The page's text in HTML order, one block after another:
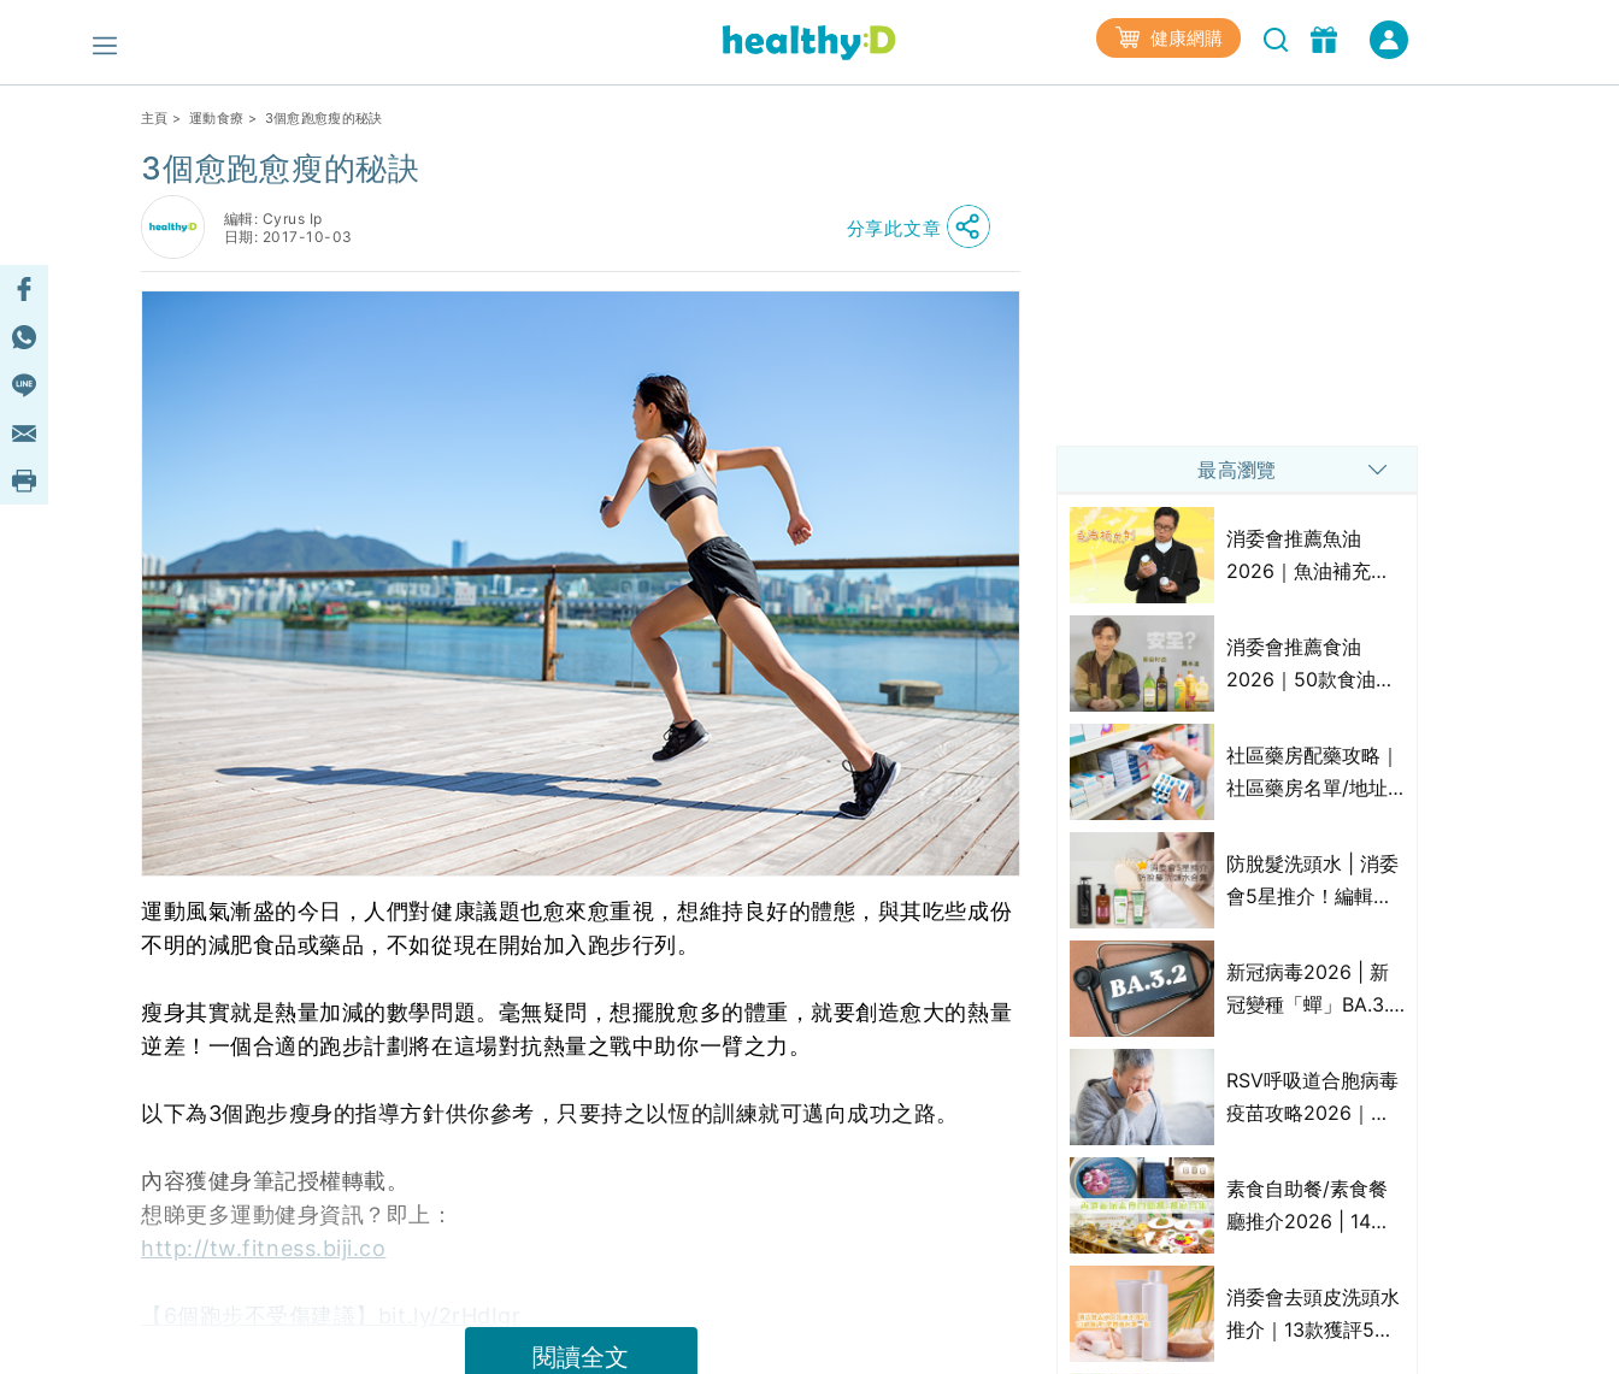
健康網購
主頁 > 運動食療 > 3個愈跑愈瘦的秘訣
3個愈跑愈瘦的秘訣
編輯: Cyrus Ip
日期: 2017-10-03
分享此文章
運動風氣漸盛的今日，人們對健康議題也愈來愈重視，想維持良好的體態，與其吃些成份
不明的減肥食品或藥品，不如從現在開始加入跑步行列。
瘦身其實就是熱量加減的數學問題。毫無疑問，想擺脫愈多的體重，就要創造愈大的熱量
逆差！一個合適的跑步計劃將在這場對抗熱量之戰中助你一臂之力。
以下為3個跑步瘦身的指導方針供你參考，只要持之以恆的訓練就可邁向成功之路。
內容獲健身筆記授權轉載。
想睇更多運動健身資訊？即上：
http://tw.fitness.biji.co
【6個跑步不受傷建議】bit.ly/2rHdIgr
閱讀全文
最高瀏覽
消委會推薦魚油
2026｜魚油補充劑
名單｜附1款國際魚
油標準5星認證 針對
消委會推薦食油
2026｜50款食油評
物｜21款健康煮食油
總評達5星滿分名單
花籽油/花生油等)
社區藥房配藥攻略｜
社區藥房名單/地址/
法一覽表｜社區藥房
是甚麼？可以申請藥
防脫髮洗頭水 | 消委
會5星推介！編輯加
比較：位元堂、呂、
PANTOGAR、純素
新冠病毒2026 | 新
冠變種「蟬」BA.3.2
播、風險與預防方法
一文睇
RSV呼吸道合胞病毒
疫苗攻略2026｜
高危？RSV疫苗價錢
比較、打針後反應處
素食自助餐/素食餐
廳推介2026 | 14間
中式/印度/東南亞/港
式/Fusion素食齋菜
消委會去頭皮洗頭水
推介｜13款獲評5星